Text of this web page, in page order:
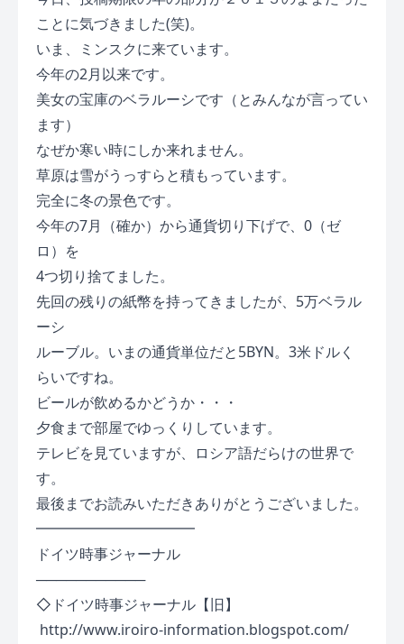
ことに気づきました(笑)。
いま、ミンスクに来ています。
今年の2月以来です。
美女の宝庫のベラルーシです（とみんなが言ってい
ます）
なぜか寒い時にしか来れません。
草原は雪がうっすらと積もっています。
完全に冬の景色です。
今年の7月（確か）から通貨切り下げで、0（ゼ
ロ）を
4つ切り捨てました。
先回の残りの紙幣を持ってきましたが、5万ベラル
ーシ
ルーブル。いまの通貨単位だと5BYN。3米ドルく
らいですね。
ビールが飲めるかどうか・・・
夕食まで部屋でゆっくりしています。
テレビを見ていますが、ロシア語だらけの世界で
す。
最後までお読みいただきありがとうございました。
━━━━━━━━━━━
ドイツ時事ジャーナル
───────────
◇ドイツ時事ジャーナル【旧】
http://www.iroiro-information.blogspot.com/